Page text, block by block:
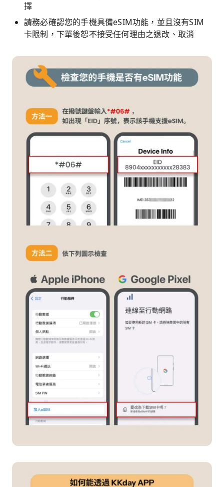
擇
請務必確認您的手機具備eSIM功能，並且沒有SIM
卡限制，下單後恕不接受任何理由之退改、取消